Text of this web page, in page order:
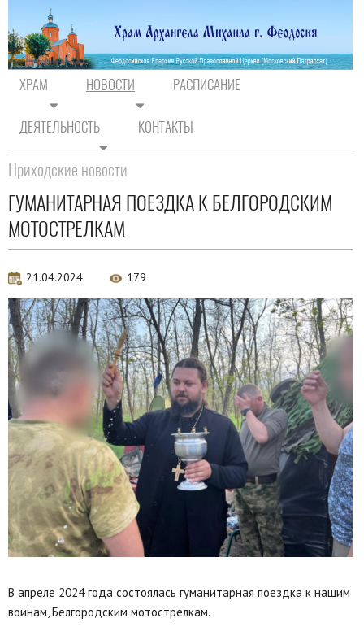
ХРАМ НОВОСТИ РАСПИСАНИЕ
ДЕЯТЕЛЬНОСТЬ КОНТАКТЫ
Приходские новости
ГУМАНИТАРНАЯ ПОЕЗДКА К БЕЛГОРОДСКИМ
МОТОСТРЕЛКАМ
21.04.2024 179
В апреле 2024 года состоялась гуманитарная поездка к нашим
воинам, Белгородским мотострелкам.